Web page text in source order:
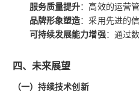
服务质量提升：高效的运营
品牌形象塑造：采用先进的
可持续发展能力增强：通过
四、未来展望
（一）持续技术创新